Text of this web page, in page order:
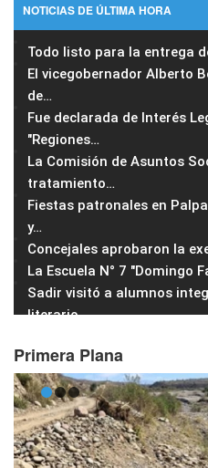
NOTICIAS DE ÚLTIMA HORA
Todo listo para la entrega
El vicegobernador Alberto
de…
Fue declarada de Interés
"Regiones…
La Comisión de Asuntos
tratamiento…
Fiestas patronales en
y…
Concejales aprobaron la
La Escuela N° 7 "Domingo
Sadir visitó a alumnos
literario…
Primera Plana